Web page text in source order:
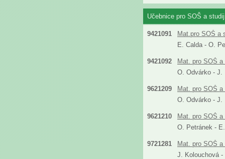
Učebnice pro SOŠ a
9421091
Mat.pro SOŠ a
E. Calda - O.
9421092
Mat. pro SOŠ
O. Odvárko - J.
9621209
Mat. pro SOŠ
O. Odvárko - J.
9621210
Mat. pro SOŠ
O. Petránek -
9721281
Mat. pro SOŠ
J. Kolouchová -